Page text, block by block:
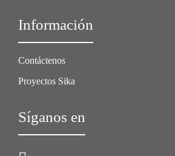
Información
Contáctenos
Proyectos Sika
Síganos en